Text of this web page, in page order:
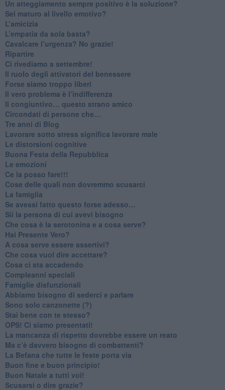
​Un atteggiamento sempre positivo è la soluzione?
​Sei maturo al livello emotivo?
​L’amicizia
​L’empatia da sola basta?
​Cavalcare l’urgenza? No grazie!
Ripartire
​Ci rivediamo a settembre!
​Il ruolo degli attivatori del benessere
​Forse siamo troppo liberi
​Il vero problema è l’indifferenza
​Il congiuntivo… questo strano amico
​Circondati di persone che…
​Tre anni di Blog
​Lavorare sotto stress significa lavorare male
​Le distorsioni cognitive
​Buona Festa della Repubblica
Le emozioni
​Ce la posso fare!!!
​Cose delle quali non dovremmo scusarci
​La famiglia
​Se avessi fatto questo forse adesso…
​Sii la persona di cui avevi bisogno
Che cosa è la serotonina e a cosa serve?
​Hai Presente Vero?
A cosa serve essere assertivi?
​Che cosa vuol dire accettare?
​Cosa ci sta accadendo
​Compleanni speciali
​Famiglie disfunzionali
​Abbiamo bisogno di sederci e parlare
Sono solo canzonette (?)
​Stai bene con te stesso?
​OPS! Ci siamo presentati!
​La mancanza di rispetto dovrebbe essere un reato
​Ma c’è davvero bisogno di combattenti?
​La Befana che tutte le feste porta via
Buon fine e buon principio!
​Buon Natale a tutti voi!
​Scusarsi o dire grazie?